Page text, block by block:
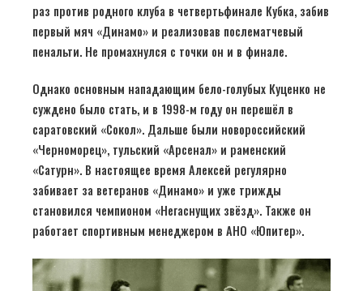
раз против родного клуба в четвертьфинале Кубка, забив
первый мяч «Динамо» и реализовав послематчевый
пенальти. Не промахнулся с точки он и в финале.
Однако основным нападающим бело-голубых Куценко не
суждено было стать, и в 1998-м году он перешёл в
саратовский «Сокол». Дальше были новороссийский
«Черноморец», тульский «Арсенал» и раменский
«Сатурн». В настоящее время Алексей регулярно
забивает за ветеранов «Динамо» и уже трижды
становился чемпионом «Негаснущих звёзд». Также он
работает спортивным менеджером в АНО «Юпитер».